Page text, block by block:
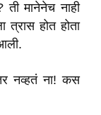
मानेनेच नाही
त्रास होत होता
नव्हतं ना! कस